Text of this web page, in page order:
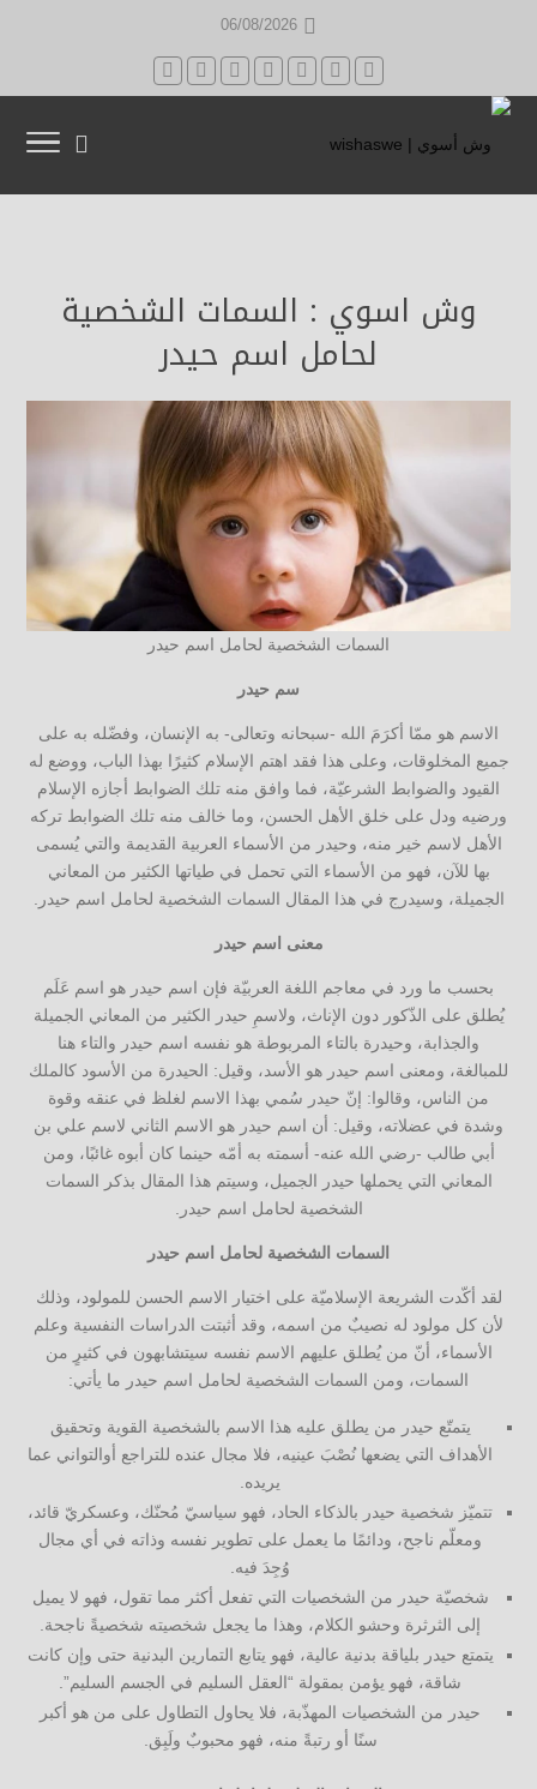
06/08/2026
وش اسوي : السمات الشخصية
لحامل اسم حيدر
السمات الشخصية لحامل اسم حيدر
سم حيدر
الاسم هو ممّا أكرَمَ الله -سبحانه وتعالى- به الإنسان، وفضّله به على
جميع المخلوقات، وعلى هذا فقد اهتم الإسلام كثيرًا بهذا الباب، ووضع له
القيود والضوابط الشرعيّة، فما وافق منه تلك الضوابط أجازه الإسلام
ورضيه ودل على خلق الأهل الحسن، وما خالف منه تلك الضوابط تركه
الأهل لاسم خير منه، وحيدر من الأسماء العربية القديمة والتي يُسمى
بها للآن، فهو من الأسماء التي تحمل في طياتها الكثير من المعاني
الجميلة، وسيدرج في هذا المقال السمات الشخصية لحامل اسم حيدر.
معنى اسم حيدر
بحسب ما ورد في معاجم اللغة العربيّة فإن اسم حيدر هو اسم عَلَم
يُطلق على الذّكور دون الإناث، ولاسمِ حيدر الكثير من المعاني الجميلة
والجذابة، وحيدرة بالتاء المربوطة هو نفسه اسم حيدر والتاء هنا
للمبالغة، ومعنى اسم حيدر هو الأسد، وقيل: الحيدرة من الأسود كالملك
من الناس، وقالوا: إنّ حيدر سُمي بهذا الاسم لغلظ في عنقه وقوة
وشدة في عضلاته، وقيل: أن اسم حيدر هو الاسم الثاني لاسم علي بن
أبي طالب -رضي الله عنه- أسمته به أمّه حينما كان أبوه غائبًا، ومن
المعاني التي يحملها حيدر الجميل، وسيتم هذا المقال بذكر السمات
الشخصية لحامل اسم حيدر.
السمات الشخصية لحامل اسم حيدر
لقد أكّدت الشريعة الإسلاميّة على اختيار الاسم الحسن للمولود، وذلك
لأن كل مولود له نصيبٌ من اسمه، وقد أثبتت الدراسات النفسية وعلم
الأسماء، أنّ من يُطلق عليهم الاسم نفسه سيتشابهون في كثيرٍ من
السمات، ومن السمات الشخصية لحامل اسم حيدر ما يأتي:
يتمتّع حيدر من يطلق عليه هذا الاسم بالشخصية القوية وتحقيق
الأهداف التي يضعها نُصْبَ عينيه، فلا مجال عنده للتراجع أوالتواني عما
يريده.
تتميّز شخصية حيدر بالذكاء الحاد، فهو سياسيّ مُحنّك، وعسكريّ قائد،
ومعلّم ناجح، ودائمًا ما يعمل على تطوير نفسه وذاته في أي مجال
وُجِدَ فيه.
شخصيّة حيدر من الشخصيات التي تفعل أكثر مما تقول، فهو لا يميل
إلى الثرثرة وحشو الكلام، وهذا ما يجعل شخصيته شخصيةً ناجحة.
يتمتع حيدر بلياقة بدنية عالية، فهو يتابع التمارين البدنية حتى وإن كانت
شاقة، فهو يؤمن بمقولة “العقل السليم في الجسم السليم”.
حيدر من الشخصيات المهذّبة، فلا يحاول التطاول على من هو أكبر
سنًا أو رتبةً منه، فهو محبوبٌ ولَبِق.